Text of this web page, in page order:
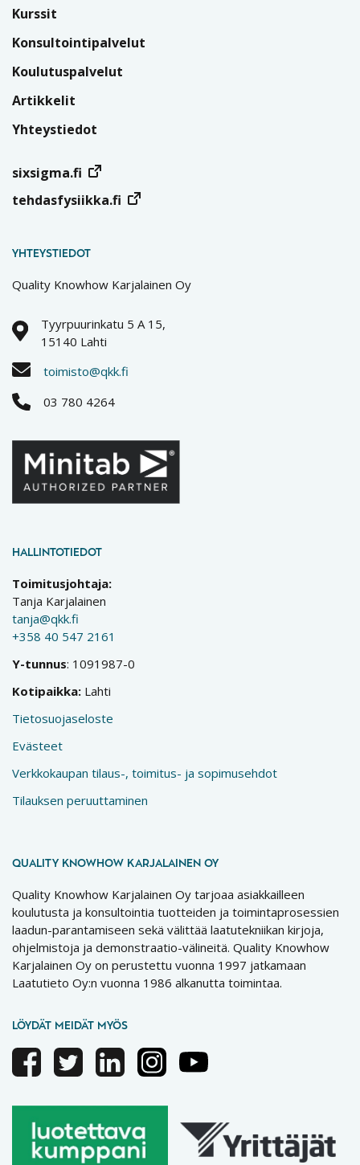
Kurssit
Konsultointipalvelut
Koulutuspalvelut
Artikkelit
Yhteystiedot
sixsigma.fi
tehdasfysiikka.fi
YHTEYSTIEDOT
Quality Knowhow Karjalainen Oy
Tyyrpuurinkatu 5 A 15,
15140 Lahti
toimisto@qkk.fi
03 780 4264
HALLINTOTIEDOT
Toimitusjohtaja:
Tanja Karjalainen
tanja@qkk.fi
+358 40 547 2161
Y-tunnus: 1091987-0
Kotipaikka: Lahti
Tietosuojaseloste
Evästeet
Verkkokaupan tilaus-, toimitus- ja sopimusehdot
Tilauksen peruuttaminen
QUALITY KNOWHOW KARJALAINEN OY
Quality Knowhow Karjalainen Oy tarjoaa asiakkailleen
koulutusta ja konsultointia tuotteiden ja toimintaprosessien
laadun-parantamiseen sekä välittää laatutekniikan kirjoja,
ohjelmistoja ja demonstraatio-välineitä. Quality Knowhow
Karjalainen Oy on perustettu vuonna 1997 jatkamaan
Laatutieto Oy:n vuonna 1986 alkanutta toimintaa.
LÖYDÄT MEIDÄT MYÖS
FacebookTwitter LinkedinInstagramYoutube